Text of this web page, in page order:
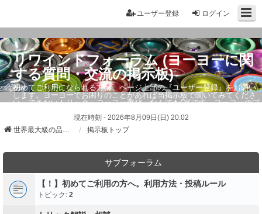
ログイン
ユーザー登録
リワインドフォーラム (ヨーヨーに関
する質問・交流の掲示板)
初めてご利用になられる方は、ページ上部の『ユーザー登録』をお願い
します。ヨーヨーでお困りのことがあれば当掲示板で聞いてみてくださ
い。できないトリック・ヨーヨー選び、なんでもOKです。ヨーヨーのプ
現在時刻 - 2026年8月09日(日) 20:02
世界最大級の品ぞろえ ヨーヨーストア「リワインド」
掲示板トップ
サブフォーラム
【！】初めてご利用の方へ。利用方法・投稿ルール
トピック: 2